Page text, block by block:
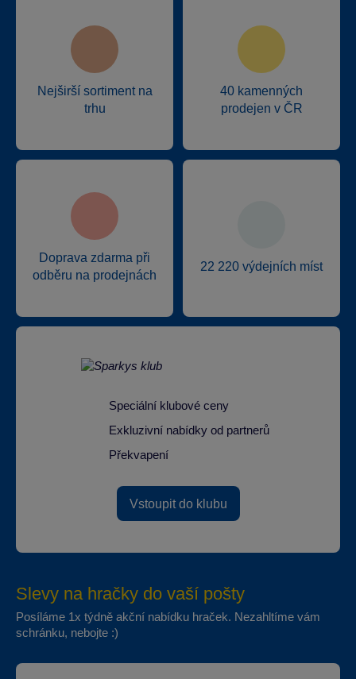
Nejširší sortiment na
trhu
40 kamenných
prodejen v ČR
Doprava zdarma při
odběru na prodejnách
22 220 výdejních míst
Speciální klubové ceny
Exkluzivní nabídky od partnerů
Překvapení
Vstoupit do klubu
Slevy na hračky do vaší pošty
Posíláme 1x týdně akční nabídku hraček. Nezahltíme vám
schránku, nebojte :)